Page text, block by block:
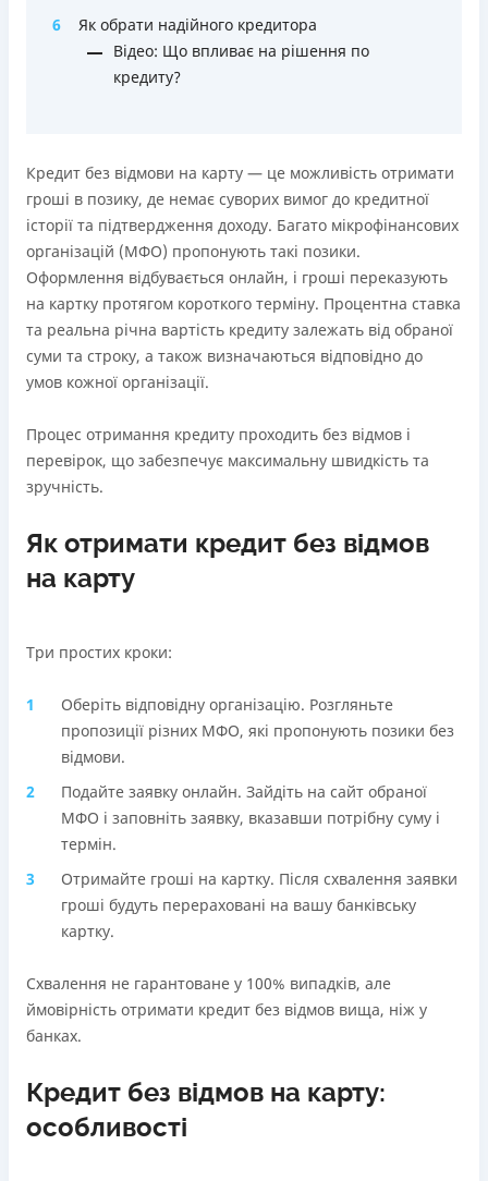
Вся інформація про кредит
6
Як обрати надійного кредитора
Відео: Що впливає на рішення по
кредиту?
Кредит без відмови на карту — це можливість отримати
гроші в позику, де немає суворих вимог до кредитної
історії та підтвердження доходу. Багато мікрофінансових
організацій (МФО) пропонують такі позики.
Оформлення відбувається онлайн, і гроші переказують
на картку протягом короткого терміну. Процентна ставка
та реальна річна вартість кредиту залежать від обраної
суми та строку, а також визначаються відповідно до
умов кожної організації.
Процес отримання кредиту проходить без відмов і
перевірок, що забезпечує максимальну швидкість та
зручність.
Як отримати кредит без відмов
на карту
Три простих кроки:
Оберіть відповідну організацію. Розгляньте
пропозиції різних МФО, які пропонують позики без
відмови.
Подайте заявку онлайн. Зайдіть на сайт обраної
МФО і заповніть заявку, вказавши потрібну суму і
термін.
Отримайте гроші на картку. Після схвалення заявки
гроші будуть перераховані на вашу банківську
картку.
Схвалення не гарантоване у 100% випадків, але
ймовірність отримати кредит без відмов вища, ніж у
банках.
Кредит без відмов на карту:
особливості